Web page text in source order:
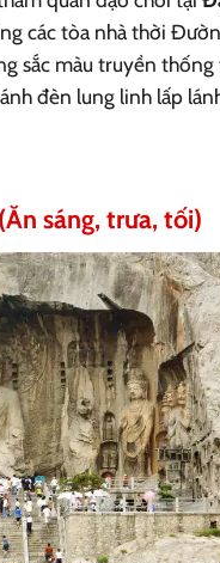
các tòa nhà thời
sắc màu truyền
đèn lung linh lấp
sáng, trưa, tối)